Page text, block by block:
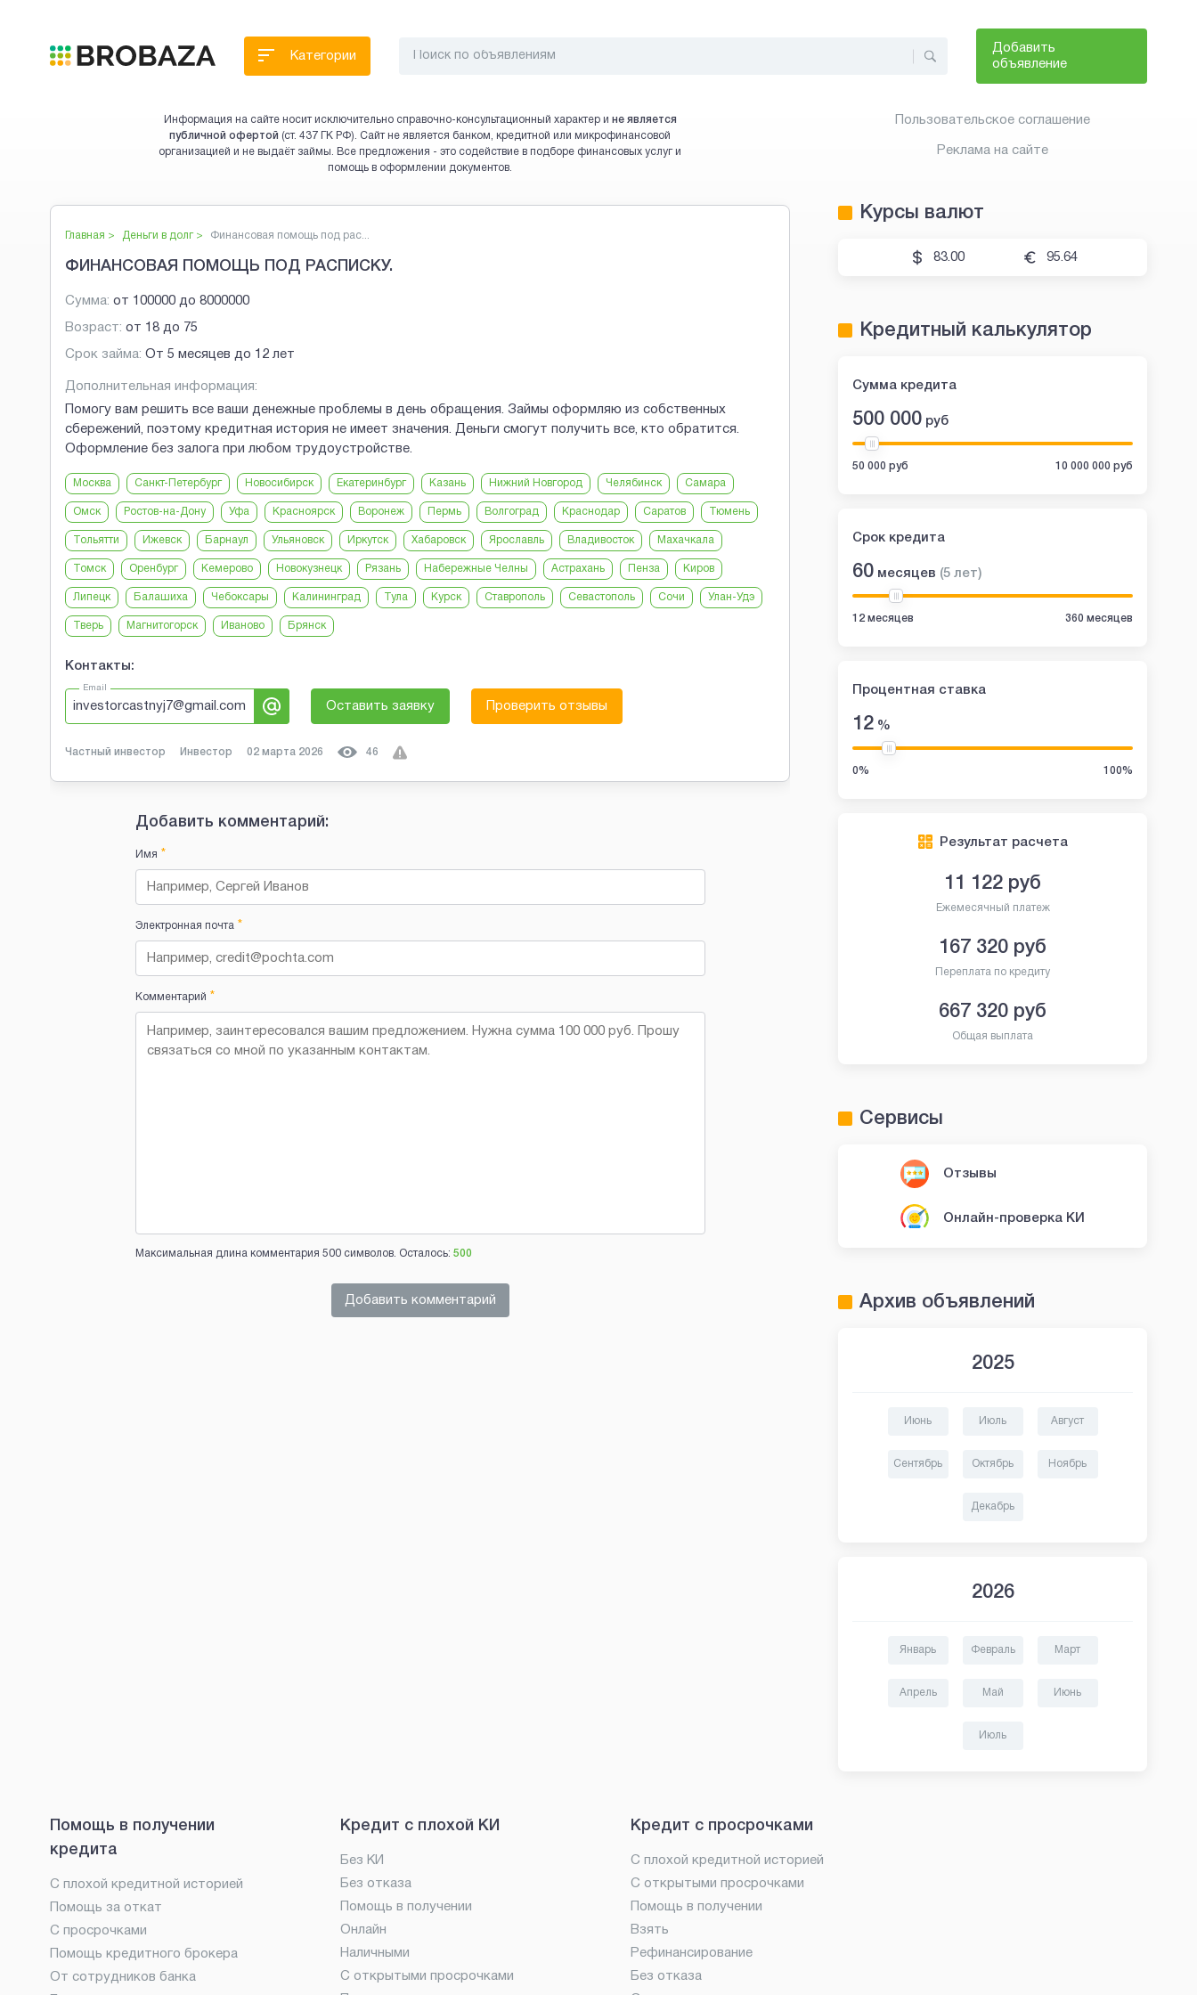
Добавить
объявление
Категории
Информация на сайте носит исключительно справочно-консультационный характер и не является
публичной офертой (ст. 437 ГК РФ). Сайт не является банком, кредитной или микрофинансовой
организацией и не выдаёт займы. Все предложения - это содействие в подборе финансовых услуг и
помощь в оформлении документов.
Главная > Деньги в долг> Финансовая помощь под рас...
ФИНАНСОВАЯ ПОМОЩЬ ПОД РАСПИСКУ.
Сумма: от 100000 до 8000000
Возраст: от 18 до 75
Срок займа: От 5 месяцев до 12 лет
Дополнительная информация:
Помогу вам решить все ваши денежные проблемы в день обращения. Займы оформляю из собственных
сбережений, поэтому кредитная история не имеет значения. Деньги смогут получить все, кто обратится.
Оформление без залога при любом трудоустройстве.
Москва Санкт-Петербург Новосибирск Екатеринбург Казань Нижний Новгород Челябинск Самара
Омск Ростов-на-Дону Уфа Красноярск Воронеж Пермь Волгоград Краснодар Саратов Тюмень
Тольятти Ижевск Барнаул Ульяновск Иркутск Хабаровск Ярославль Владивосток Махачкала
Томск Оренбург Кемерово Новокузнецк Рязань Набережные Челны Астрахань Пенза Киров
Липецк Балашиха Чебоксары Калининград Тула Курск Ставрополь Севастополь Сочи Улан-Удэ
Тверь Магнитогорск Иваново Брянск
Контакты:
Email
investorcastnyj7@gmail.com Оставить заявку Проверить отзывы
Частный инвестор Инвестор 02 марта 2026 46
Добавить комментарий:
Имя *
Электронная почта*
Комментарий *
Максимальная длина комментария 500 символов. Осталось: 500
Добавить комментарий
Пользовательское соглашение
Реклама на сайте
Курсы валют
83.00 95.64
Кредитный калькулятор
Сумма кредита
500 000 руб
50 000 руб 10 000 000 руб
Срок кредита
60 месяцев (5 лет)
12 месяцев 360 месяцев
Процентная ставка
12 %
0% 100%
Результат расчета
11 122 руб
Ежемесячный платеж
167 320 руб
Переплата по кредиту
667 320 руб
Общая выплата
Сервисы
Отзывы
Онлайн-проверка КИ
Архив объявлений
2025
Июнь Июль Август
Сентябрь Октябрь Ноябрь
Декабрь
2026
Январь Февраль Март
Апрель Май Июнь
Июль
Помощь в получении
кредита
С плохой кредитной историей
Помощь за откат
С просрочками
Помощь кредитного брокера
От сотрудников банка
Кредит с плохой КИ
Без КИ
Без отказа
Помощь в получении
Онлайн
Наличными
С открытыми просрочками
Кредит с просрочками
С плохой кредитной историей
С открытыми просрочками
Помощь в получении
Взять
Рефинансирование
Без отказа